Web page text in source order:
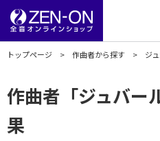
トップページ 作曲者から探す ジ
作曲者「ジュバ
果